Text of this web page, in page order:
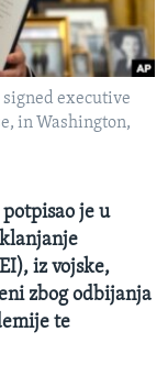
signed executive
in Washington,
je u
iz vojske,
zbog odbijanja
te